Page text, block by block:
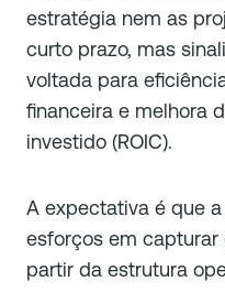
estratégia nem as
curto prazo, mas
voltada para
financeira e melhora
investido (ROIC).
A expectativa é que
esforços em
partir da estrutura